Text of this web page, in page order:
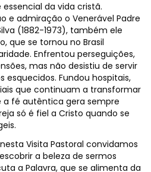
da vida cristã.
e admiração o Venerável Padre
(1882-1973), também ele
que se tornou no Brasil
Enfrentou perseguições,
mas não desistiu de servir
esquecidos. Fundou hospitais,
que continuam a transformar
a fé autêntica gera sempre
só é fiel a Cristo quando se
Visita Pastoral convidamos
a beleza de sermos
a Palavra, que se alimenta da